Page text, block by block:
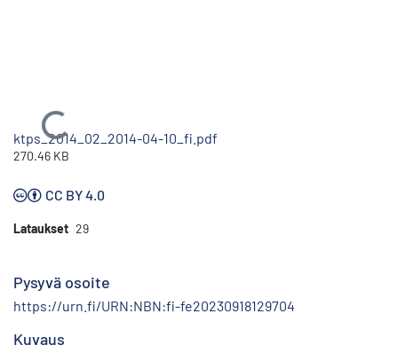
Ladataan...
ktps_2014_02_2014-04-10_fi.pdf
270.46 KB
CC BY 4.0
Lataukset 29
Pysyvä osoite
https://urn.fi/URN:NBN:fi-fe20230918129704
Kuvaus